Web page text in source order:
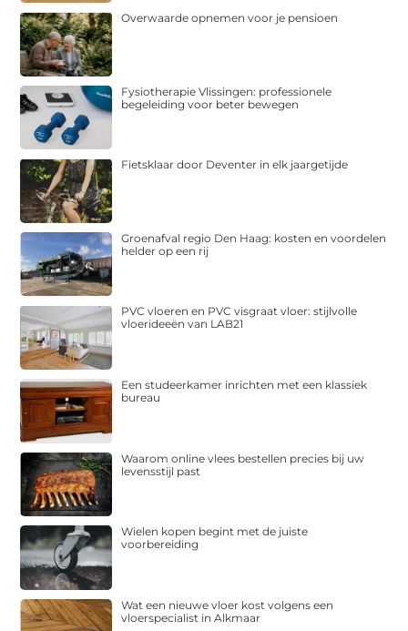
Overwaarde opnemen voor je pensioen
Fysiotherapie Vlissingen: professionele
begeleiding voor beter bewegen
Fietsklaar door Deventer in elk jaargetijde
Groenafval regio Den Haag: kosten en voordelen
helder op een rij
PVC vloeren en PVC visgraat vloer: stijlvolle
vloerideeën van LAB21
Een studeerkamer inrichten met een klassiek
bureau
Waarom online vlees bestellen precies bij uw
levensstijl past
Wielen kopen begint met de juiste
voorbereiding
Wat een nieuwe vloer kost volgens een
vloerspecialist in Alkmaar